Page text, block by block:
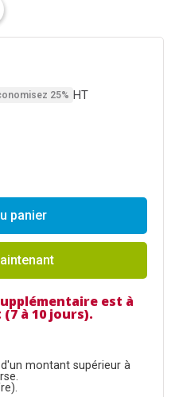
25% HT
panier
est à
à 10 jours).
montant supérieur à